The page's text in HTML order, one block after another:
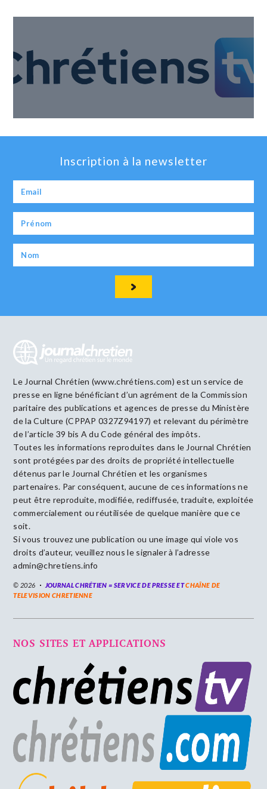
Inscription à la newsletter
Le Journal Chrétien (www.chrétiens.com) est un service de
presse en ligne bénéficiant d’un agrément de la Commission
paritaire des publications et agences de presse du Ministère
de la Culture (CPPAP 0327Z94197) et relevant du périmètre
de l’article 39 bis A du Code général des impôts.
Toutes les informations reproduites dans le Journal Chrétien
sont protégées par des droits de propriété intellectuelle
détenus par le Journal Chrétien et les organismes
partenaires. Par conséquent, aucune de ces informations ne
peut être reproduite, modifiée, rediffusée, traduite, exploitée
commercialement ou réutilisée de quelque manière que ce
soit.
Si vous trouvez une publication ou une image qui viole vos
droits d’auteur, veuillez nous le signaler à l’adresse
admin@chretiens.info
© 2026 JOURNAL CHRÉTIEN = SERVICE DE PRESSE ETCHAÎNE DE
TELEVISION CHRETIENNE
NOS SITES ET APPLICATIONS